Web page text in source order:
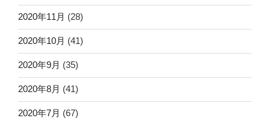
2020年11月 (28)
2020年10月 (41)
2020年9月 (35)
2020年8月 (41)
2020年7月 (67)